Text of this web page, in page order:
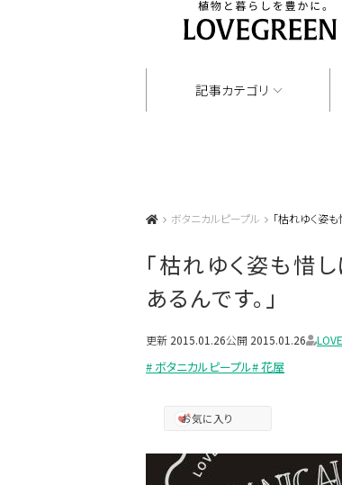
記事カテゴリ
ボタニカルピープル 「枯れゆく姿
「枯れゆく姿も惜
あるんです。」
更新 2015.01.26公開 2015.01.26
# ボタニカルピープル# 花屋
お気に入り